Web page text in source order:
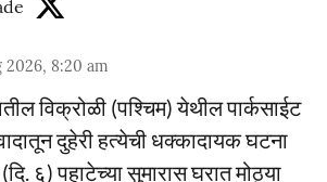
2026, 8:20 am
विक्रोळी (पश्चिम) येथील पार्कसाईट
दुहेरी हत्येची धक्कादायक घटना
६) पहाटेच्या सुमारास घरात मोठ्या